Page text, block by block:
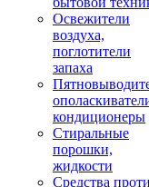
Освежители
воздуха,
поглотители
запаха
кондиционеры
Стиральные
порошки,
жидкости
Средства